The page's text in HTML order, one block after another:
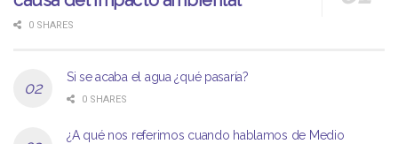
0 SHARES
Si se acaba el agua ¿qué pasaría?
0 SHARES
¿A qué nos referimos cuando hablamos de Medio